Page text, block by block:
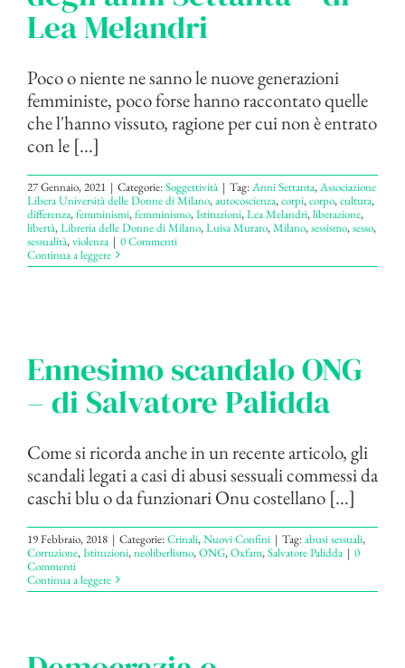
Lea Melandri
Poco o niente ne sanno le nuove generazioni
femministe, poco forse hanno raccontato quelle
che l'hanno vissuto, ragione per cui non è entrato
con le [...]
27 Gennaio, 2021 | Categorie:Soggettività | Tag:Anni Settanta,Associazione
Libera Università delle Donne di Milano,autocoscienza,corpi,corpo,cultura,
differenza,femminismi,femminismo,Istituzioni,Lea Melandri,liberazione,
libertà,Libreria delle Donne di Milano,Luisa Muraro,Milano,sessismo,sesso,
sessualità,violenza | 0 Commenti
Continua a leggere
Ennesimo scandalo ONG
– di Salvatore Palidda
Come si ricorda anche in un recente articolo, gli
scandali legati a casi di abusi sessuali commessi da
caschi blu o da funzionari Onu costellano [...]
19 Febbraio, 2018 | Categorie:Crinali,Nuovi Confini | Tag:abusi sessuali,
Corruzione,Istituzioni,neoliberlismo,ONG,Oxfam,Salvatore Palidda | 0
Commenti
Continua a leggere